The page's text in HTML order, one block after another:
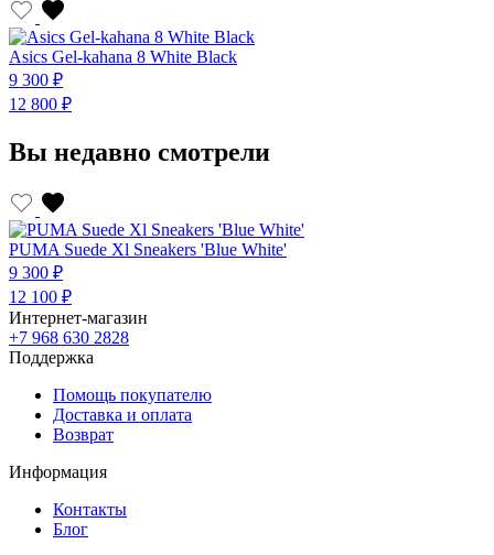
Asics Gel-kahana 8 White Black
9 300 ₽
12 800 ₽
Вы недавно смотрели
PUMA Suede Xl Sneakers 'Blue White'
9 300 ₽
12 100 ₽
Интернет-магазин
+7 968 630 2828
Поддержка
Помощь покупателю
Доставка и оплата
Возврат
Информация
Контакты
Блог